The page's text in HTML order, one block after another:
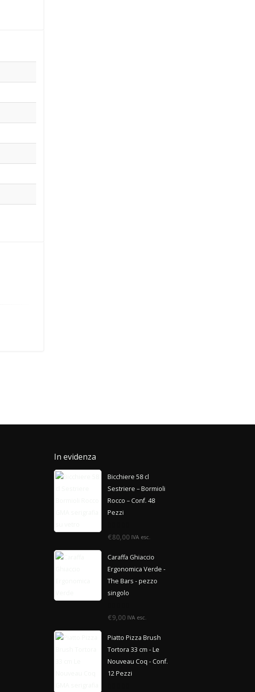
In evidenza
Bicchiere 58 cl
Sestriere – Bormioli
Rocco – Conf. 48
Pezzi
0
di
€80,00 IVA esc.
Caraffa Ghiaccio
Ergonomica Verde -
The Bars - pezzo
singolo
0
di
€9,00 IVA esc.
Piatto Pizza Brush
Tortora 33 cm - Le
Nouveau Coq - Conf.
12 Pezzi